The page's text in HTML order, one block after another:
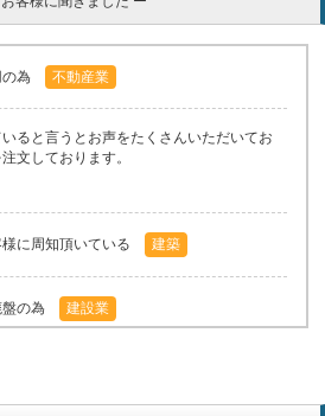
為 不動産業
ると言うとお声をたくさんいただいてお
文しております。
に周知頂いている 建築
の為 建設業